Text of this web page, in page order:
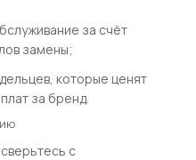
за счёт
замены;
которые ценят
за бренд.
с